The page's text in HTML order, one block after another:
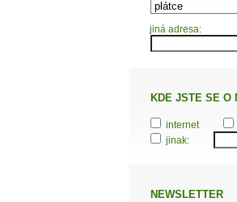
jiná adresa:
KDE JSTE SE O
internet
jinak:
NEWSLETTER